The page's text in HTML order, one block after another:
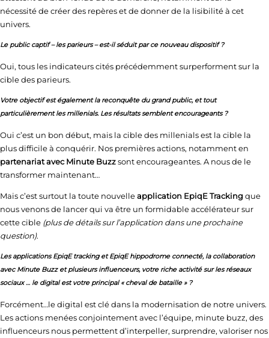
nécessité de créer des repères et de donner de la lisibilité à cet
univers.
Le public captif – les parieurs – est-il séduit par ce nouveau dispositif ?
Oui, tous les indicateurs cités précédemment surperforment sur la
cible des parieurs.
Votre objectif est également la reconquête du grand public, et tout
particulièrement les millenials. Les résultats semblent encourageants ?
Oui c’est un bon début, mais la cible des millenials est la cible la
plus difficile à conquérir. Nos premières actions, notamment en
partenariat avec Minute Buzzsont encourageantes. A nous de le
transformer maintenant…
Mais c’est surtout la toute nouvelleapplication EpiqE Trackingque
nous venons de lancer qui va être un formidable accélérateur sur
cette cible (plus de détails sur l’application dans une prochaine
question).
Les applications EpiqE tracking et EpiqE hippodrome connecté, la collaboration
avec Minute Buzz et plusieurs influenceurs, votre riche activité sur les réseaux
sociaux … le digital est votre principal « cheval de bataille » ?
Forcément…le digital est clé dans la modernisation de notre univers.
Les actions menées conjointement avec l’équipe, minute buzz, des
influenceurs nous permettent d’interpeller, surprendre, valoriser nos